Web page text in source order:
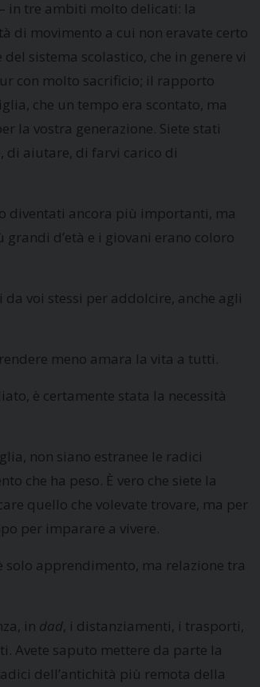
in tre ambiti molto delicati: la
di movimento a cui non eravate certo
sistema scolastico, che in genere vi
con molto sacrificio; il rapporto
che un tempo era scontato, ma
la vostra generazione. Siete stati
di aiutare, di farvi carico di
diventati ancora più importanti, ma
d’età e i giovani erano coloro
voi stessi per addolcire, anche agli
meno amara la vita a tutti.
è certamente stata la necessità
non siano estranee le radici
che ha peso. È vero che siete la
quello che volevate trovare, ma per
per imparare a vivere.
apprendimento, ma relazione tra
in dad, i distanziamenti, i trasporti,
Avete saputo mettere da parte la
dell’antichità più remota della